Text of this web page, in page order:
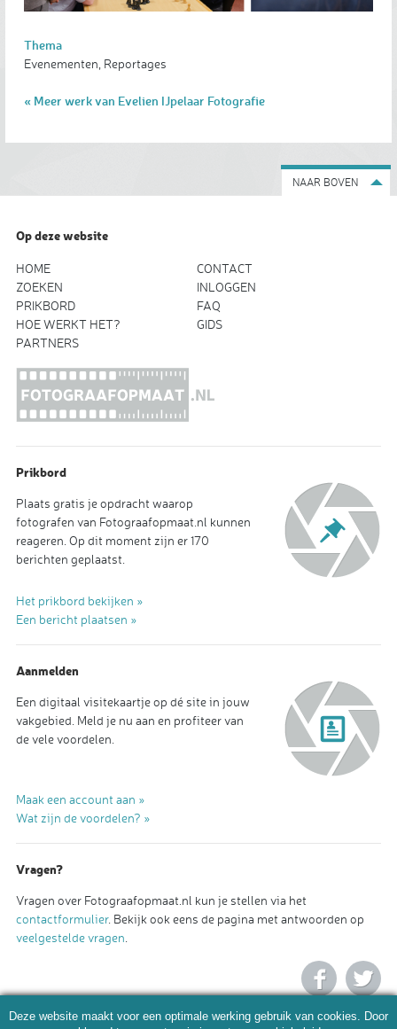
Thema
Evenementen, Reportages
« Meer werk van Evelien IJpelaar Fotografie
NAAR BOVEN
Op deze website
HOME
CONTACT
ZOEKEN
INLOGGEN
PRIKBORD
FAQ
HOE WERKT HET?
GIDS
PARTNERS
Prikbord
Plaats gratis je opdracht waarop
fotografen van Fotograafopmaat.nl kunnen
reageren. Op dit moment zijn er 170
berichten geplaatst.
Het prikbord bekijken »
Een bericht plaatsen »
Aanmelden
Een digitaal visitekaartje op dé site in jouw
vakgebied. Meld je nu aan en profiteer van
de vele voordelen.
Maak een account aan »
Wat zijn de voordelen? »
Vragen?
Vragen over Fotograafopmaat.nl kun je stellen via het
contactformulier. Bekijk ook eens de pagina met antwoorden op
veelgestelde vragen
Deze website maakt voor een optimale werking gebruik van cookies. Door